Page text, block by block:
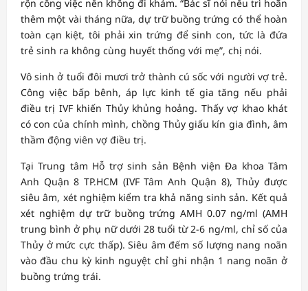
rộn công việc nên không đi khám. “Bác sĩ nói nếu trì hoãn
thêm một vài tháng nữa, dự trữ buồng trứng có thể hoàn
toàn cạn kiệt, tôi phải xin trứng để sinh con, tức là đứa
trẻ sinh ra không cùng huyết thống với mẹ”, chị nói.
Vô sinh ở tuổi đôi mươi trở thành cú sốc với người vợ trẻ.
Công việc bấp bênh, áp lực kinh tế gia tăng nếu phải
điều trị IVF khiến Thủy khủng hoảng. Thấy vợ khao khát
có con của chính mình, chồng Thủy giấu kín gia đình, âm
thầm động viên vợ điều trị.
Tại Trung tâm Hỗ trợ sinh sản Bệnh viện Đa khoa Tâm
Anh Quận 8 TP.HCM (IVF Tâm Anh Quận 8), Thủy được
siêu âm, xét nghiệm kiểm tra khả năng sinh sản. Kết quả
xét nghiệm dự trữ buồng trứng AMH 0.07 ng/ml (AMH
trung bình ở phụ nữ dưới 28 tuổi từ 2-6 ng/ml, chỉ số của
Thủy ở mức cực thấp). Siêu âm đếm số lượng nang noãn
vào đầu chu kỳ kinh nguyệt chỉ ghi nhận 1 nang noãn ở
buồng trứng trái.